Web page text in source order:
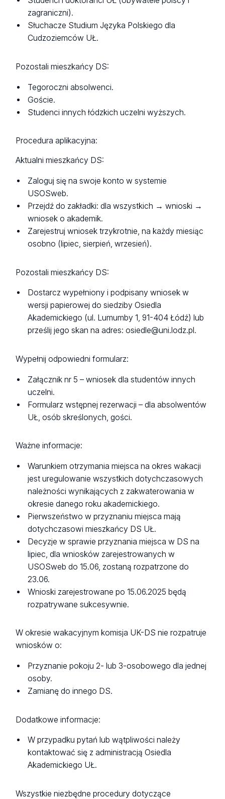
zagraniczni).
Słuchacze Studium Języka Polskiego dla
Cudzoziemców UŁ.
Pozostali mieszkańcy DS:
Tegoroczni absolwenci.
Goście.
Studenci innych łódzkich uczelni wyższych.
Procedura aplikacyjna:
Aktualni mieszkańcy DS:
Zaloguj się na swoje konto w systemie
USOSweb.
Przejdź do zakładki: dla wszystkich → wnioski →
wniosek o akademik.
Zarejestruj wniosek trzykrotnie, na każdy miesiąc
osobno (lipiec, sierpień, wrzesień).
Pozostali mieszkańcy DS:
Dostarcz wypełniony i podpisany wniosek w
wersji papierowej do siedziby Osiedla
Akademickiego (ul. Lumumby 1, 91-404 Łódź) lub
prześlij jego skan na adres: osiedle@uni.lodz.pl.
Wypełnij odpowiedni formularz:
Załącznik nr 5 – wniosek dla studentów innych
uczelni.
Formularz wstępnej rezerwacji – dla absolwentów
UŁ, osób skreślonych, gości.
Ważne informacje:
Warunkiem otrzymania miejsca na okres wakacji
jest uregulowanie wszystkich dotychczasowych
należności wynikających z zakwaterowania w
okresie danego roku akademickiego.
Pierwszeństwo w przyznaniu miejsca mają
dotychczasowi mieszkańcy DS UŁ.
Decyzje w sprawie przyznania miejsca w DS na
lipiec, dla wniosków zarejestrowanych w
USOSweb do 15.06, zostaną rozpatrzone do
23.06.
Wnioski zarejestrowane po 15.06.2025 będą
rozpatrywane sukcesywnie.
W okresie wakacyjnym komisja UK-DS nie rozpatruje
wniosków o:
Przyznanie pokoju 2- lub 3-osobowego dla jednej
osoby.
Zamianę do innego DS.
Dodatkowe informacje:
W przypadku pytań lub wątpliwości należy
kontaktować się z administracją Osiedla
Akademickiego UŁ.
Wszystkie niezbędne procedury dotyczące